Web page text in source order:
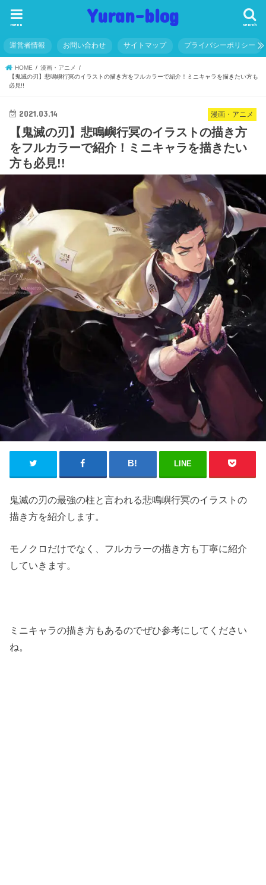
Yuran-blog search
menu
運営者情報 お問い合わせ サイトマップ プライバシーポリシー
HOME
漫画・アニメ
【鬼滅の刃】悲鳴嶼行冥のイラストの描き方をフルカラーで紹介！ミニキャラを描きたい方も
必見!!
漫画・アニメ
2021.03.14
【鬼滅の刃】悲鳴嶼行冥のイラストの描き方
をフルカラーで紹介！ミニキャラを描きたい
方も必見!!
LINE
鬼滅の刃の最強の柱と言われる悲鳴嶼行冥のイラストの
描き方を紹介します。
モノクロだけでなく、フルカラーの描き方も丁寧に紹介
していきます。
ミニキャラの描き方もあるのでぜひ参考にしてください
ね。